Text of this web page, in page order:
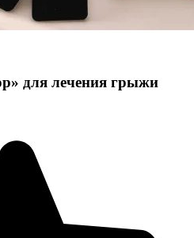
для лечения грыжи